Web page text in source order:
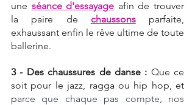
une séance d'essayage afin de trouver
la paire de chaussons parfaite,
exhaussant enfin le rêve ultime de toute
ballerine.
3 - Des chaussures de danse : Que ce
soit pour le jazz, ragga ou hip hop, et
p